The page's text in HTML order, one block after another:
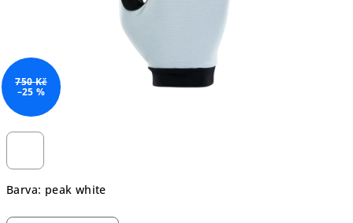
Barva: peak white
750 Kč
–25 %